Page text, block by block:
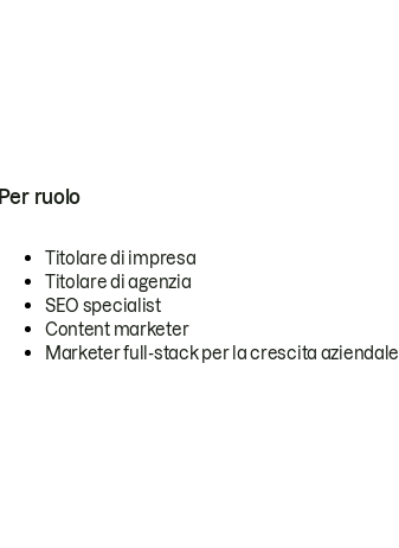
Per ruolo
Titolare di impresa
Titolare di agenzia
SEO specialist
Content marketer
Marketer full-stack per la crescita aziendale